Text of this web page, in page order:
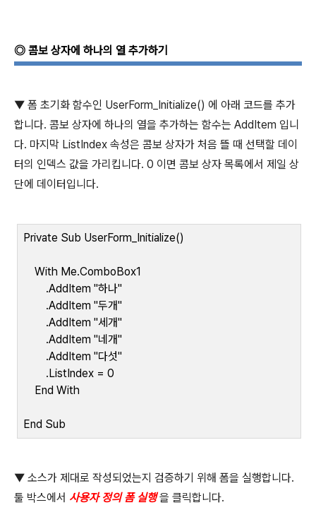
◎ 콤보 상자에 하나의 열 추가하기
▼ 폼 초기화 함수인 UserForm_Initialize() 에 아래 코드를 추가
합니다. 콤보 상자에 하나의 열을 추가하는 함수는 AddItem 입니
다. 마지막 ListIndex 속성은 콤보 상자가 처음 뜰 때 선택할 데이
터의 인덱스 값을 가리킵니다. 0 이면 콤보 상자 목록에서 제일 상
단에 데이터입니다.
Private Sub UserForm_Initialize()
With Me.ComboBox1
.AddItem "하나"
.AddItem "두개"
.AddItem "세개"
.AddItem "네개"
.AddItem "다섯"
.ListIndex = 0
End With
End Sub
▼ 소스가 제대로 작성되었는지 검증하기 위해 폼을 실행합니다.
툴 박스에서 사용자 정의 폼 실행 을 클릭합니다.